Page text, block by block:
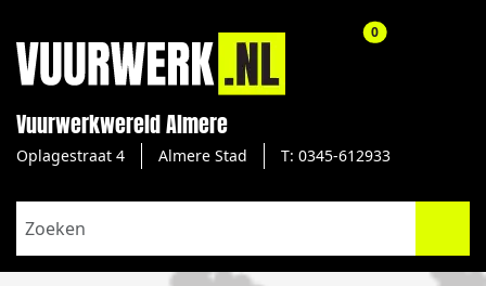
Vuurwerkwereld Almere
Oplagestraat 4 Almere Stad T: 0345-612933
0aantal